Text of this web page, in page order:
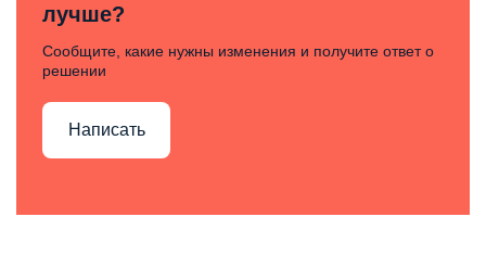
лучше?
Сообщите, какие нужны изменения и получите ответ о
решении
Написать